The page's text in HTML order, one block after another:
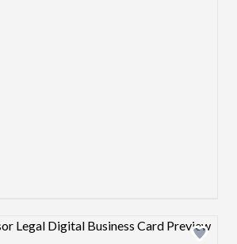
Design preview image